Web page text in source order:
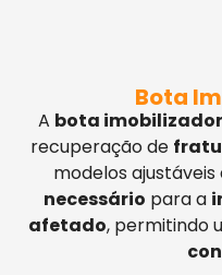
Bota
A bota
recuperação de
modelos
necessário para a
afetado, permitindo